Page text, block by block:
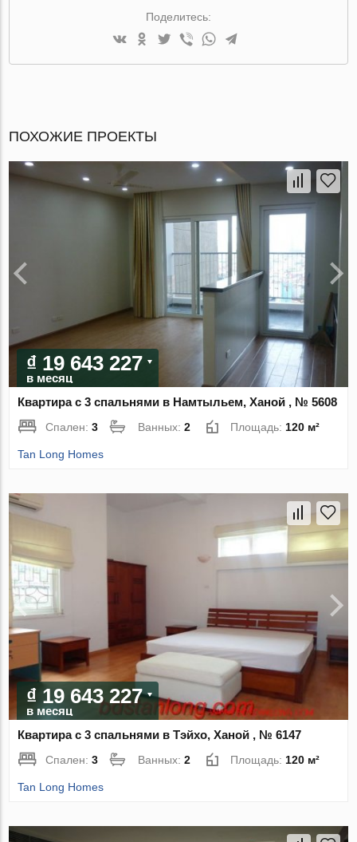
Поделитесь:
ПОХОЖИЕ ПРОЕКТЫ
₫ 19 643 227
в месяц
Квартира с 3 спальнями в Намтыльем, Ханой , № 5608
Спален:3 Ванных:2 Площадь:120 м²
Tan Long Homes
₫ 19 643 227
в месяц
Квартира с 3 спальнями в Тэйхо, Ханой , № 6147
Спален:3 Ванных:2 Площадь: 120 м²
Tan Long Homes